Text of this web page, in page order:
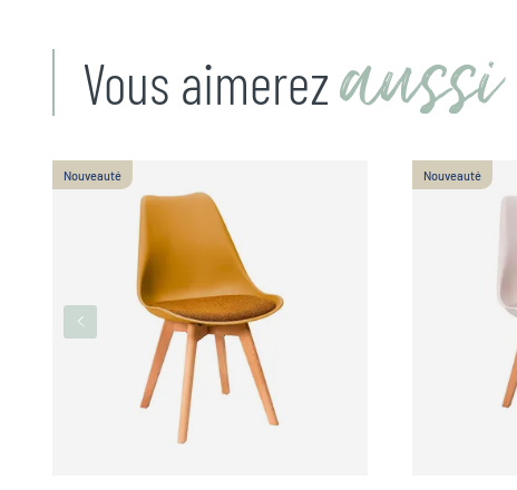
Vous aimerez aussi
Nouveauté Nouveauté